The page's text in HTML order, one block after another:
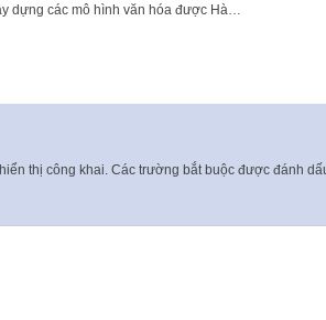
dựng các mô hình văn hóa được Hà…
thị công khai. Các trường bắt buộc được đánh